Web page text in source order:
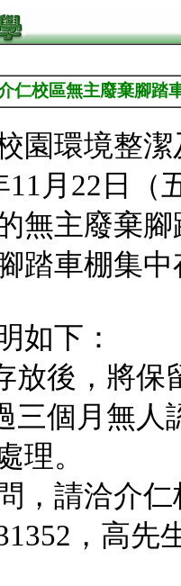
仁校區無主廢棄腳踏
園環境整
11月22日（
無主廢棄
踏車棚集中
如下：
放後，將保
三個月無人
理。
，請洽介
，高先